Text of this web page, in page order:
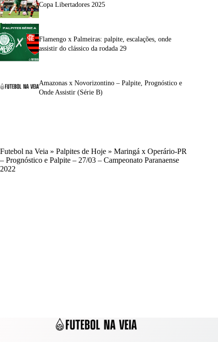
Copa Libertadores 2025
Flamengo x Palmeiras: palpite, escalações, onde
assistir do clássico da rodada 29
Amazonas x Novorizontino – Palpite, Prognóstico e
Onde Assistir (Série B)
Futebol na Veia » Palpites de Hoje » Maringá x Operário-PR
– Prognóstico e Palpite – 27/03 – Campeonato Paranaense
2022